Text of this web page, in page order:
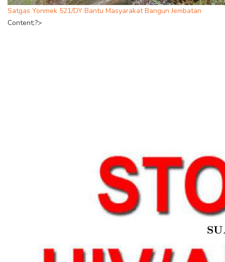
Satgas Yonmek 521/DY Bantu Masyarakat Bangun Jembatan
Content;?>